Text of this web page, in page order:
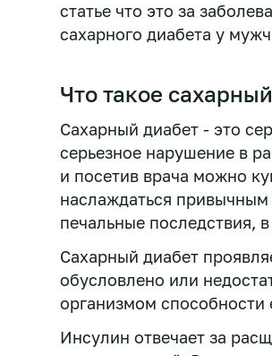
статье что это за
сахарного диабета у
Что такое
Сахарный диабет - это
серьезное нарушение в
и посетив врача можно
наслаждаться
печальные последствия,
Сахарный диабет
обусловлено или
организмом способности
Инсулин отвечает за